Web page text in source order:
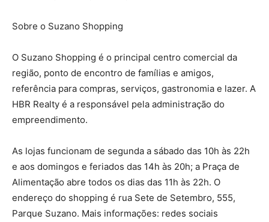
Sobre o Suzano Shopping
O Suzano Shopping é o principal centro comercial da
região, ponto de encontro de famílias e amigos,
referência para compras, serviços, gastronomia e lazer. A
HBR Realty é a responsável pela administração do
empreendimento.
As lojas funcionam de segunda a sábado das 10h às 22h
e aos domingos e feriados das 14h às 20h; a Praça de
Alimentação abre todos os dias das 11h às 22h. O
endereço do shopping é rua Sete de Setembro, 555,
Parque Suzano. Mais informações: redes sociais